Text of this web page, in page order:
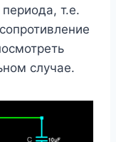
т.е.
случае.